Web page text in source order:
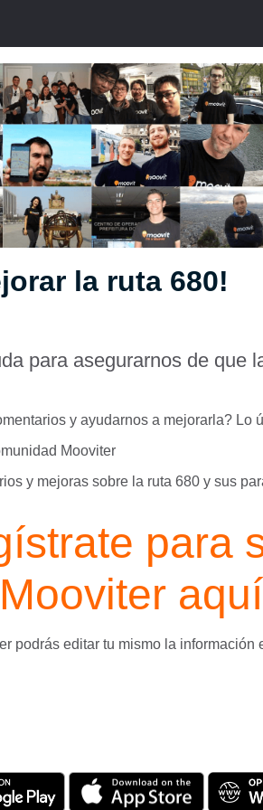
la ruta 680!
para asegurarnos de que
y ayudarnos a mejorarla? Lo
Mooviter
y mejoras sobre la ruta 680 y sus
para
Mooviter aquí
podrás editar tu mismo la información